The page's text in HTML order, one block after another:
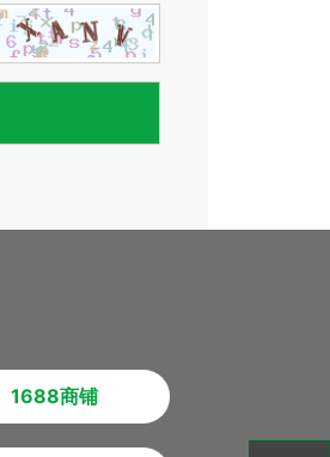
1688商铺